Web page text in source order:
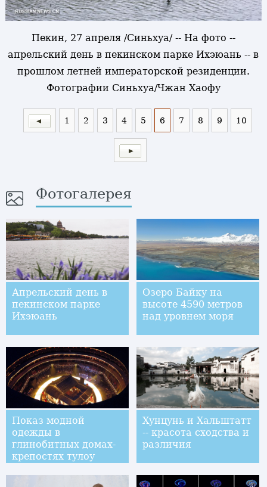
Пекин, 27 апреля /Синьхуа/ -- На фото --
апрельский день в пекинском парке Ихэюань -- в
прошлом летней императорской резиденции.
Фотографии Синьхуа/Чжан Хаофу
1 2 3 4 5 6 7 8 9 10
Фотогалерея
Апрельский день в
пекинском парке
Ихэюань
Озеро Байку на
высоте 4590 метров
над уровнем моря
Показ модной
одежды в
глинобитных домах-
крепостях тулоу
Хунцунь и Хальштатт
-- красота сходства и
различия